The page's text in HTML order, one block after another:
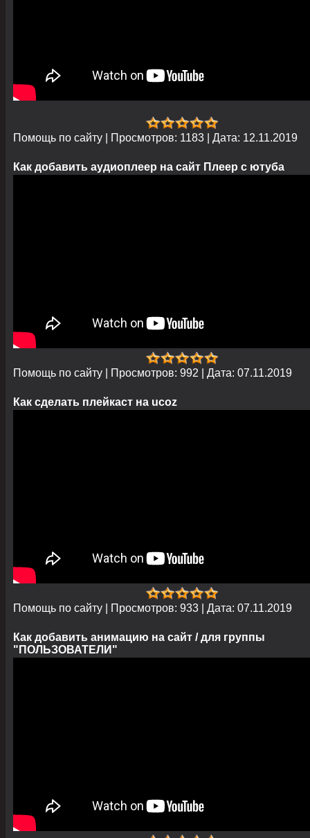
Помощь по сайту Просмотров: 1183 Дата: 12.11.2019
Как добавить аудиоплеер на сайт Плеер с ютуба
Помощь по сайту Просмотров: 992 Дата: 07.11.2019
Как сделать плейкаст на ucoz
Помощь по сайту Просмотров: 933 Дата: 07.11.2019
Как добавить анимацию на сайт / для группы
"ПОЛЬЗОВАТЕЛИ"